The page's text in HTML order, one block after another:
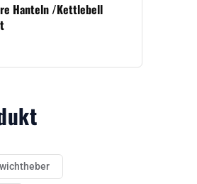
Hanteln /Kettlebell